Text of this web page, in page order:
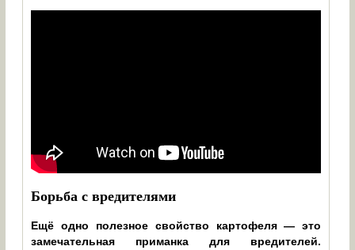
Борьба с вредителями
Ещё одно полезное свойство картофеля — это
замечательная приманка для вредителей.